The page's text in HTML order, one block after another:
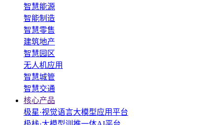
智慧能源
智能制造
智慧零售
建筑地产
智慧园区
无人机应用
智慧城管
智慧交通
核心产品
极星·视觉语言大模型应用平台